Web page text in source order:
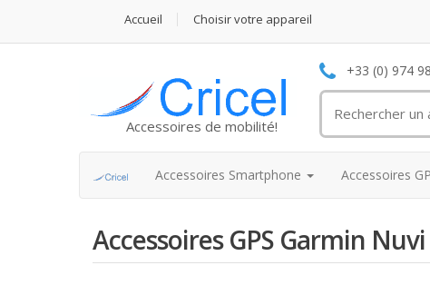
Accueil Choisir votre appareil
Accessoires de mobilité!
+33 (0) 974
Accessoires Smartphone Accessoires
Accessoires GPS Garmin